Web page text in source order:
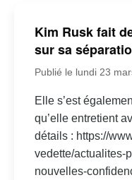
Kim Rusk fait
sur sa
Publié le lundi 23
Elle s’est
qu’elle entretient
détails : https://
vedette/actualites-
nouvelles-